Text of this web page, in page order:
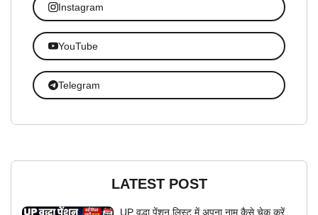
Instagram
YouTube
Telegram
LATEST POST
UP वृद्धा पेंशन लिस्ट में अपना नाम कैसे चेक करें